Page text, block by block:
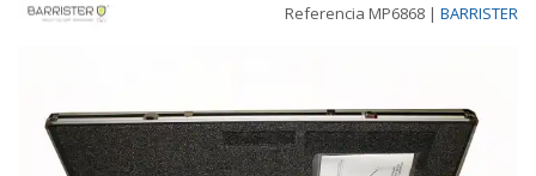
Referencia MP6868 | BARRISTER